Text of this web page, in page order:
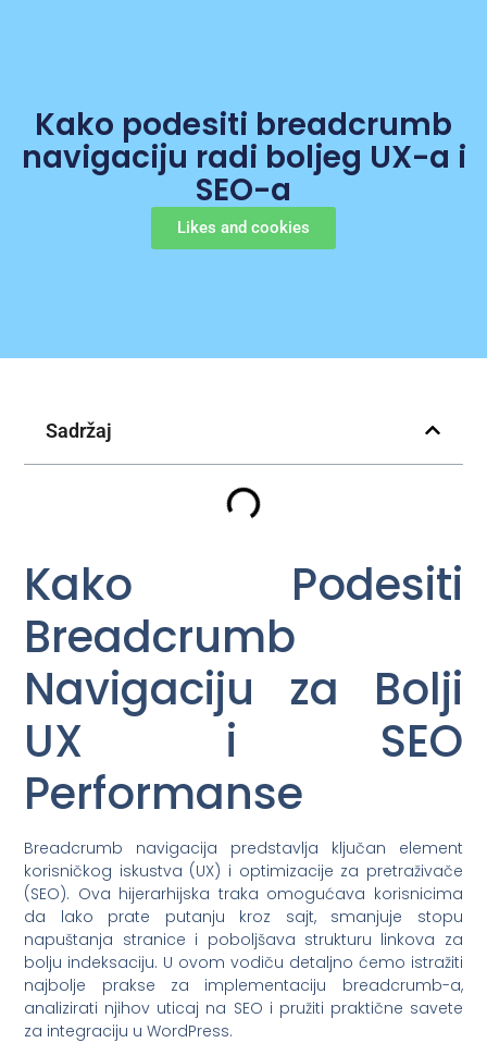
Kako podesiti breadcrumb
navigaciju radi boljeg UX-a i
SEO-a
Likes and cookies
Sadržaj
Kako Podesiti
Breadcrumb
Navigaciju za Bolji
UX i SEO
Performanse
Breadcrumb navigacija predstavlja ključan element
korisničkog iskustva (UX) i optimizacije za pretraživače
(SEO). Ova hijerarhijska traka omogućava korisnicima
da lako prate putanju kroz sajt, smanjuje stopu
napuštanja stranice i poboljšava strukturu linkova za
bolju indeksaciju. U ovom vodiču detaljno ćemo istražiti
najbolje prakse za implementaciju breadcrumb-a,
analizirati njihov uticaj na SEO i pružiti praktične savete
za integraciju u WordPress.